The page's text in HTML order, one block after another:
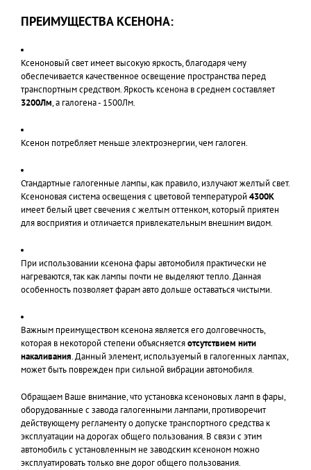
ПРЕИМУЩЕСТВА КСЕНОНА:
Ксеноновый свет имеет высокую яркость, благодаря чему
обеспечивается качественное освещение пространства перед
транспортным средством. Яркость ксенона в среднем составляет
3200Лм, а галогена - 1500Лм.
Ксенон потребляет меньше электроэнергии, чем галоген.
Стандартные галогенные лампы, как правило, излучают желтый свет.
Ксеноновая система освещения с цветовой температурой4300K
имеет белый цвет свечения с желтым оттенком, который приятен
для восприятия и отличается привлекательным внешним видом.
При использовании ксенона фары автомобиля практически не
нагреваются, так как лампы почти не выделяют тепло. Данная
особенность позволяет фарам авто дольше оставаться чистыми.
Важным преимуществом ксенона является его долговечность,
которая в некоторой степени объясняетсяотсутствием нити
накаливания. Данный элемент, используемый в галогенных лампах,
может быть поврежден при сильной вибрации автомобиля.
Обращаем Ваше внимание, что установка ксеноновых ламп в фары,
оборудованные с завода галогенными лампами, противоречит
действующему регламенту о допуске транспортного средства к
эксплуатации на дорогах общего пользования. В связи с этим
автомобиль с установленным не заводским ксеноном можно
эксплуатировать только вне дорог общего пользования.